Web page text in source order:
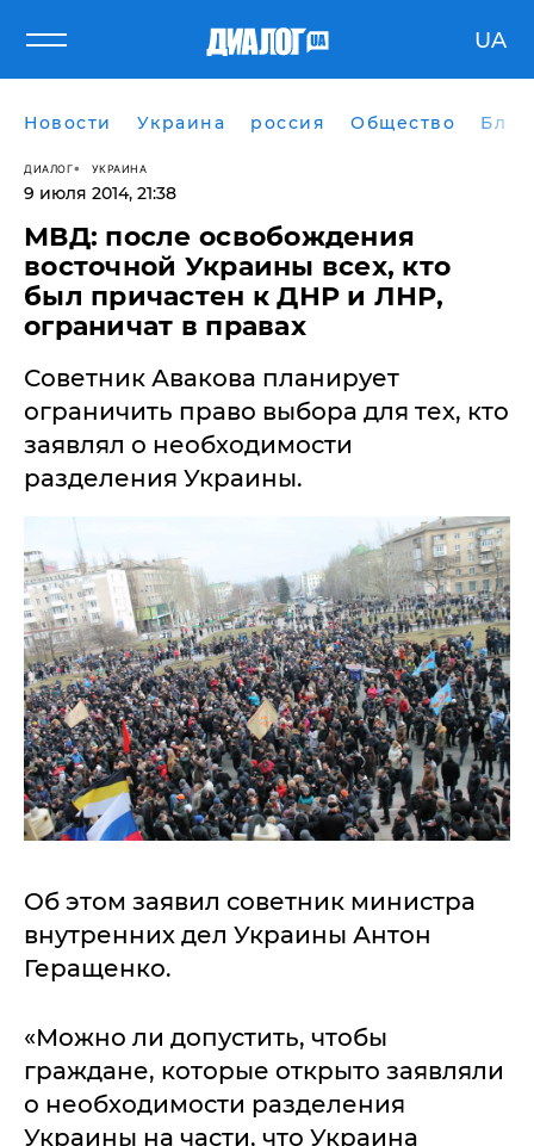
UA
Новости Украина россия Общество
ДИАЛОГ УКРАИНА
9 июля 2014, 21:38
МВД: после освобождения
восточной Украины всех, кто
был причастен к ДНР и ЛНР,
ограничат в правах
Советник Авакова планирует
ограничить право выбора для тех, кто
заявлял о необходимости
разделения Украины.
Об этом заявил советник министра
внутренних дел Украины Антон
Геращенко.
«Можно ли допустить, чтобы
граждане, которые открыто заявляли
о необходимости разделения
Украины на части, что Украина